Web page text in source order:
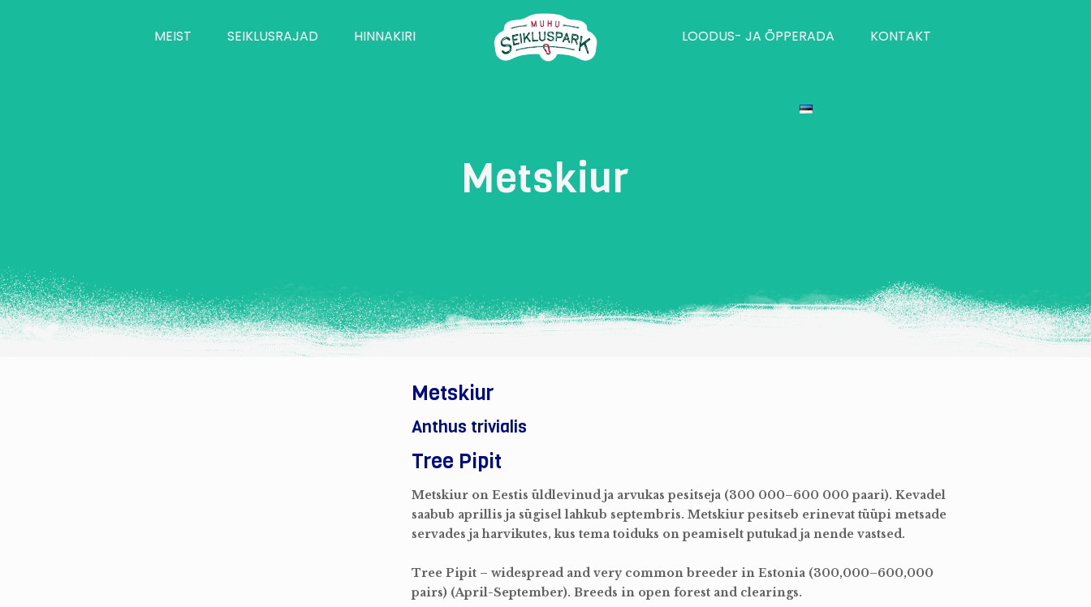
MEIST SEIKLUSRAJAD HINNAKIRI LOODUS- JA ÕPPERADA KONTAKT
Metskiur
Metskiur
Anthus trivialis
Tree Pipit
Metskiur on Eestis üldlevinud ja arvukas pesitseja (300 000–600 000 paari). Kevadel
saabub aprillis ja sügisel lahkub septembris. Metskiur pesitseb erinevat tüüpi metsade
servades ja harvikutes, kus tema toiduks on peamiselt putukad ja nende vastsed.
Tree Pipit – widespread and very common breeder in Estonia (300,000–600,000
pairs) (April-September). Breeds in open forest and clearings.